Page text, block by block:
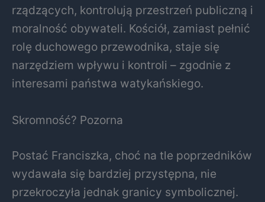
rządzących, kontrolują przestrzeń publiczną i
moralność obywateli. Kościół, zamiast pełnić
rolę duchowego przewodnika, staje się
narzędziem wpływu i kontroli – zgodnie z
interesami państwa watykańskiego.
Skromność? Pozorna
Postać Franciszka, choć na tle poprzedników
wydawała się bardziej przystępna, nie
przekroczyła jednak granicy symbolicznej.